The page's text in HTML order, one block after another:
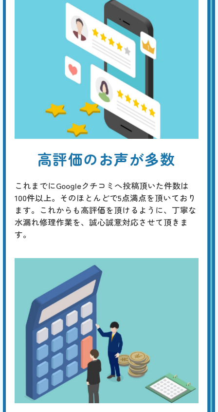
高評価のお声が多数
これまでにGoogleクチコミへ投稿頂いた件数は
100件以上。そのほとんどで5点満点を頂いており
ます。これからも高評価を頂けるように、丁寧な
水漏れ修理作業を、誠心誠意対応させて頂きま
す。